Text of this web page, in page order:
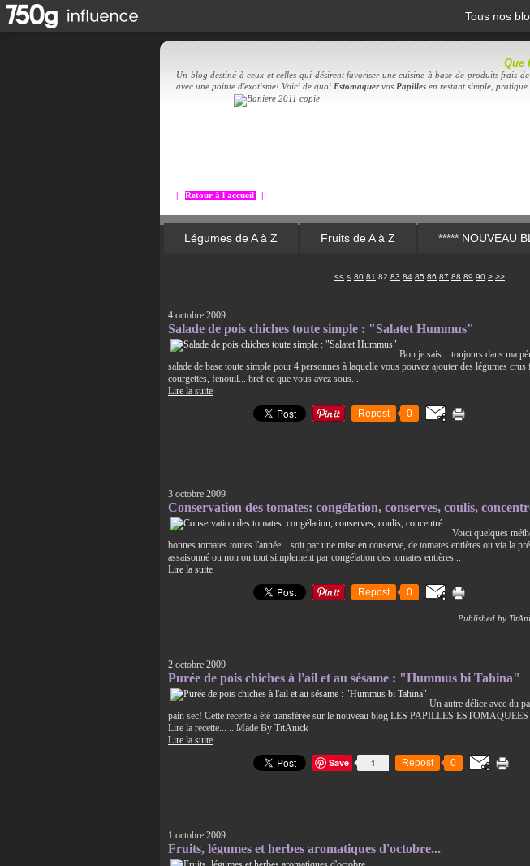
Tous nos
Que
Un blog destiné à ceux et celles qui désirent favoriser une cuisine à base de produits frais
avec une pointe d'exotisme! Voici de quoi Estomaquervos Papilles en restant simple, pratique
Retour à l'accueil
Légumes de A à Z Fruits de A à Z ***** NOUVEAU
<< < 10
20
30
40
50
60
70
80 81 82 83 84 85 86 87 88 89 90 100
> >>
4 octobre 2009
Salade de pois chiches toute simple : "Salatet Hummus"
Bon je sais... toujours dans ma
salade de base toute simple pour 4 personnes à laquelle vous pouvez ajouter des légumes
courgettes, fenouil... bref ce que vous avez sous...
Lire la suite
Repost
0
3 octobre 2009
Conservation des tomates: congélation, conserves, coulis,
Voici quelques
bonnes tomates toutes l'année... soit par une mise en conserve, de tomates entières ou via la
assaisonné ou non ou tout simplement par congélation des tomates entières...
Lire la suite
Repost
0
Published by
2 octobre 2009
Purée de pois chiches à l'ail et au sésame : "Hummus bi Tahina"
Un autre délice avec du
pain sec! Cette recette a été transférée sur le nouveau blog LES PAPILLES
Lire la recette... ...Made By TitAnick
Lire la suite
1
Save Repost 0
1 octobre 2009
Fruits, légumes et herbes aromatiques d'octobre...